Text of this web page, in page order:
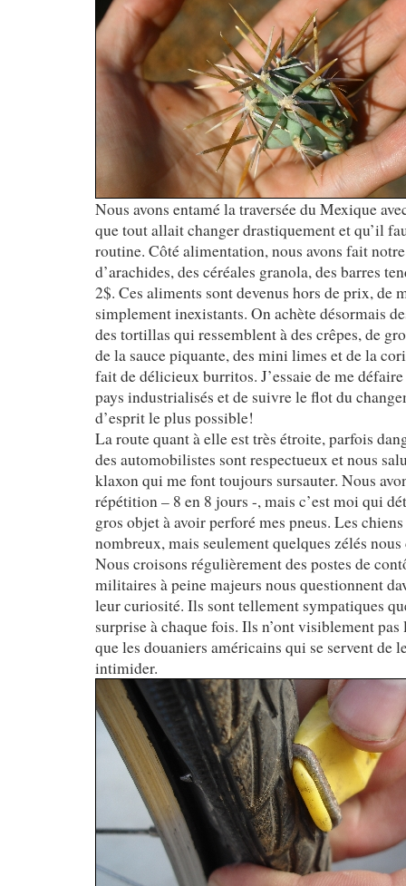
Nous avons entamé la traversée du Mexique
que tout allait changer drastiquement et qu’il
routine. Côté alimentation, nous avons fait
d’arachides, des céréales granola, des barres
2$. Ces aliments sont devenus hors de prix, de
simplement inexistants. On achète désormais
des tortillas qui ressemblent à des crêpes, de
de la sauce piquante, des mini limes et de la
fait de délicieux burritos. J’essaie de me
pays industrialisés et de suivre le flot du
d’esprit le plus possible!
La route quant à elle est très étroite, parfois
des automobilistes sont respectueux et nous
klaxon qui me font toujours sursauter. Nous
répétition – 8 en 8 jours -, mais c’est moi qui
gros objet à avoir perforé mes pneus. Les
nombreux, mais seulement quelques zélés
Nous croisons régulièrement des postes de
militaires à peine majeurs nous questionnent
leur curiosité. Ils sont tellement sympatiques
surprise à chaque fois. Ils n’ont visiblement
que les douaniers américains qui se servent de
intimider.